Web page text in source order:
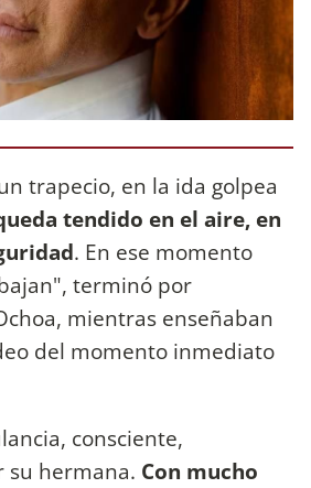
trapecio, en la ida golpea
tendido en el aire, en
. En ese momento
terminó por
mientras enseñaban
del momento inmediato
consciente,
su hermana. Con mucho